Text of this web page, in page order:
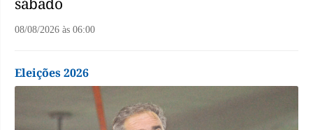
08/08/2026 às 06:00
Eleições 2026